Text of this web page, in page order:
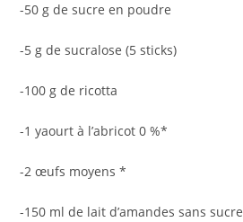
-50 g de sucre en poudre
-5 g de sucralose (5 sticks)
-100 g de ricotta
-1 yaourt à l’abricot 0 %*
-2 œufs moyens *
-150 ml de lait d’amandes sans sucre